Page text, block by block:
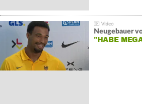
Neugebauer
"HABE